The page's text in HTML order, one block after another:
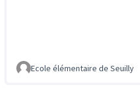
Ecole élémentaire de Seuilly